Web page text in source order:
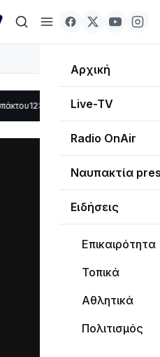
Αρχική
Live-TV
Radio OnAir
Ναυπακτία
Ειδήσεις
Επικαιρότητα
Τοπικά
Αθλητικά
Πολιτισμός
Σε τροχιά υλοποίησης η Παράκαμψη